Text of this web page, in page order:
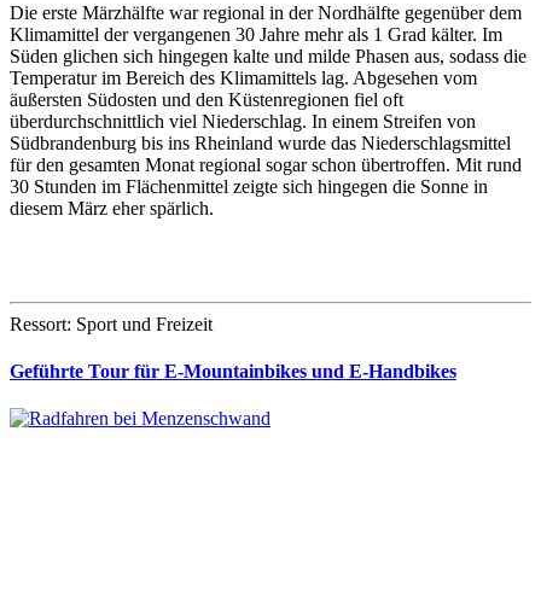
Die erste Märzhälfte war regional in der Nordhälfte gegenüber dem
Klimamittel der vergangenen 30 Jahre mehr als 1 Grad kälter. Im
Süden glichen sich hingegen kalte und milde Phasen aus, sodass die
Temperatur im Bereich des Klimamittels lag. Abgesehen vom
äußersten Südosten und den Küstenregionen fiel oft
überdurchschnittlich viel Niederschlag. In einem Streifen von
Südbrandenburg bis ins Rheinland wurde das Niederschlagsmittel
für den gesamten Monat regional sogar schon übertroffen. Mit rund
30 Stunden im Flächenmittel zeigte sich hingegen die Sonne in
diesem März eher spärlich.
Ressort: Sport und Freizeit
Geführte Tour für E-Mountainbikes und E-Handbikes